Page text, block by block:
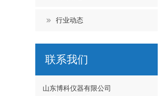
行业动态
联系我们
山东博科仪器有限公司